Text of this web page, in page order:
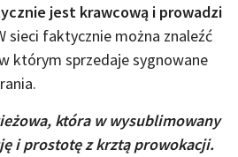
jest krawcową i prowadzi
sieci faktycznie można znaleźć
którym sprzedaje sygnowane
która w wysublimowany
i prostotę z krztą prowokacji.